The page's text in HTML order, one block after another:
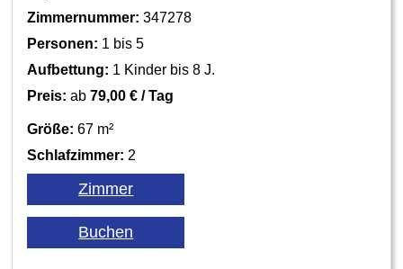
Zimmernummer: 347278
Personen: 1 bis 5
Aufbettung: 1 Kinder bis 8 J.
Preis: ab79,00 € / Tag
Größe: 67 m²
Schlafzimmer: 2